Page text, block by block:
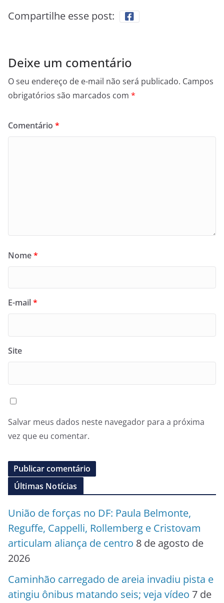
Compartilhe esse post:
Deixe um comentário
O seu endereço de e-mail não será publicado. Campos
obrigatórios são marcados com *
Comentário *
Nome*
E-mail*
Site
Salvar meus dados neste navegador para a próxima
vez que eu comentar.
Últimas Notícias
União de forças no DF: Paula Belmonte,
Reguffe, Cappelli, Rollemberg e Cristovam
articulam aliança de centro 8 de agosto de
2026
Caminhão carregado de areia invadiu pista e
atingiu ônibus matando seis; veja vídeo 7 de